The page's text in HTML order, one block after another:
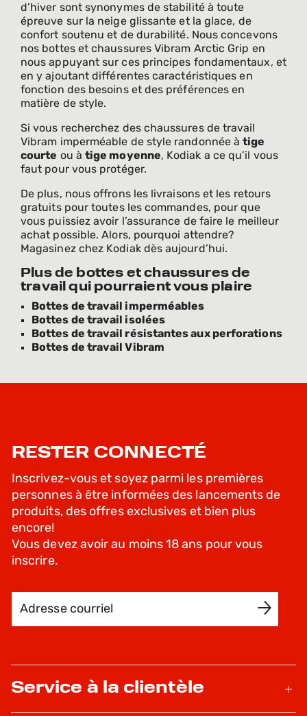
d’hiver sont synonymes de stabilité à toute
épreuve sur la neige glissante et la glace, de
confort soutenu et de durabilité. Nous concevons
nos bottes et chaussures Vibram Arctic Grip en
nous appuyant sur ces principes fondamentaux, et
en y ajoutant différentes caractéristiques en
fonction des besoins et des préférences en
matière de style.
Si vous recherchez des chaussures de travail
Vibram imperméable de style randonnée àtige
courte ou à tige moyenne, Kodiak a ce qu’il vous
faut pour vous protéger.
De plus, nous offrons les livraisons et les retours
gratuits pour toutes les commandes, pour que
vous puissiez avoir l’assurance de faire le meilleur
achat possible. Alors, pourquoi attendre?
Magasinez chez Kodiak dès aujourd’hui.
Plus de bottes et chaussures de
travail qui pourraient vous plaire
Bottes de travail imperméables
Bottes de travail isolées
Bottes de travail résistantes aux perforations
Bottes de travail Vibram
RESTER CONNECTÉ
Inscrivez-vous et soyez parmi les premières
personnes à être informées des lancements de
produits, des offres exclusives et bien plus
encore!
Vous devez avoir au moins 18 ans pour vous
inscrire.
Service à la clientèle